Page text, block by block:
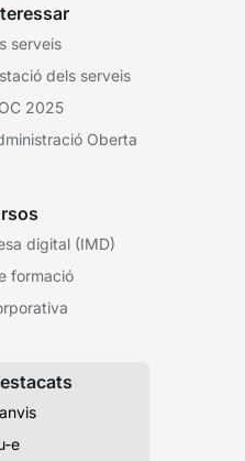
serveis
dels serveis
2025
Oberta
digital (IMD)
formació
e